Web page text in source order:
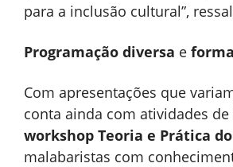
para a inclusão cultural”,
Programação diversa e
Com apresentações que
conta ainda com atividades
workshop Teoria e Prática do
malabaristas com